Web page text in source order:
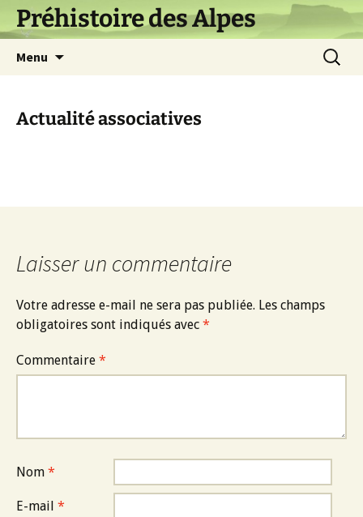
Aller
au Préhistoire des Alpes
Menu
Actualité associatives
Laisser un commentaire
Votre adresse e-mail ne sera pas publiée. Les champs
obligatoires sont indiqués avec *
Commentaire *
Nom *
E-mail *